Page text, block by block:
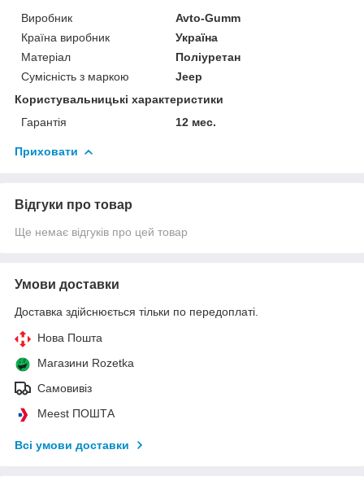
Виробник
Avto-Gumm
Країна виробник
Україна
Матеріал
Поліуретан
Сумісність з маркою
Jeep
Користувальницькі характеристики
Гарантія
12 мес.
Приховати
Відгуки про товар
Ще немає відгуків про цей товар
Умови доставки
Доставка здійснюється тільки по передоплаті.
Нова Пошта
Магазини Rozetka
Самовивіз
Meest ПОШТА
Всі умови доставки